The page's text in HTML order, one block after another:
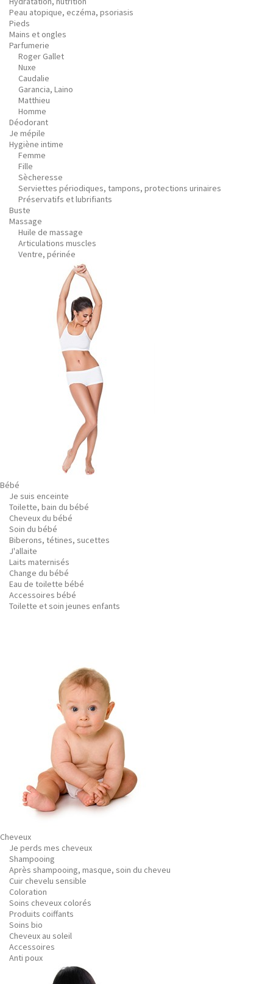
Peau atopique, eczéma, psoriasis
Pieds
Mains et ongles
Parfumerie
Roger Gallet
Nuxe
Caudalie
Garancia, Laino
Matthieu
Homme
Déodorant
Je mépile
Hygiène intime
Femme
Fille
Sècheresse
Serviettes périodiques, tampons, protections urinaires
Préservatifs et lubrifiants
Buste
Massage
Huile de massage
Articulations muscles
Ventre, périnée
Bébé
Je suis enceinte
Toilette, bain du bébé
Cheveux du bébé
Soin du bébé
Biberons, tétines, sucettes
J'allaite
Laits maternisés
Change du bébé
Eau de toilette bébé
Accessoires bébé
Toilette et soin jeunes enfants
Cheveux
Je perds mes cheveux
Shampooing
Après shampooing, masque, soin du cheveu
Cuir chevelu sensible
Coloration
Soins cheveux colorés
Produits coiffants
Soins bio
Cheveux au soleil
Accessoires
Anti poux